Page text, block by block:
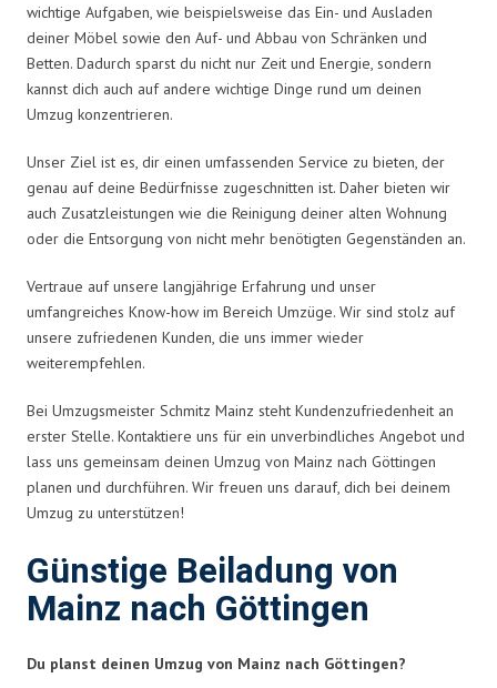
wichtige Aufgaben, wie beispielsweise das Ein- und Ausladen
deiner Möbel sowie den Auf- und Abbau von Schränken und
Betten. Dadurch sparst du nicht nur Zeit und Energie, sondern
kannst dich auch auf andere wichtige Dinge rund um deinen
Umzug konzentrieren.
Unser Ziel ist es, dir einen umfassenden Service zu bieten, der
genau auf deine Bedürfnisse zugeschnitten ist. Daher bieten wir
auch Zusatzleistungen wie die Reinigung deiner alten Wohnung
oder die Entsorgung von nicht mehr benötigten Gegenständen an.
Vertraue auf unsere langjährige Erfahrung und unser
umfangreiches Know-how im Bereich Umzüge. Wir sind stolz auf
unsere zufriedenen Kunden, die uns immer wieder
weiterempfehlen.
Bei Umzugsmeister Schmitz Mainz steht Kundenzufriedenheit an
erster Stelle. Kontaktiere uns für ein unverbindliches Angebot und
lass uns gemeinsam deinen Umzug von Mainz nach Göttingen
planen und durchführen. Wir freuen uns darauf, dich bei deinem
Umzug zu unterstützen!
Günstige Beiladung von
Mainz nach Göttingen
Du planst deinen Umzug von Mainz nach Göttingen?